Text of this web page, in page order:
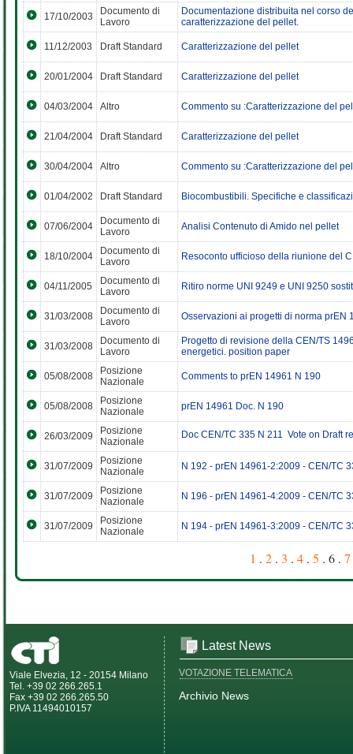
17/10/2003
Documento di
Lavoro
Documentazione distribuita nel corso
caratterizzazione del pellet.
11/12/2003 Draft Standard Caratterizzazione del pellet
20/01/2004 Draft Standard Caratterizzazione del pellet
04/03/2004 Altro Commento su :Caratterizzazione del
21/04/2004 Draft Standard Caratterizzazione del pellet
30/04/2004 Altro Commento su :Caratterizzazione del
01/04/2002 Draft Standard Biocombustibili. Specifiche e
07/06/2004
Documento di
Lavoro
Analisi Contenuto di Amido nel pellet
18/10/2004
Documento di
Lavoro
Resoconto ufficioso della riunione del
04/11/2005
Documento di
Lavoro
Ritiro norme UNI 9249 e UNI 9250
31/03/2008
Documento di
Lavoro
Osservazioni ai progetti di norma prEN
31/03/2008
Documento di
Lavoro
Progetto di revisione della CEN/TS
energetici. position paper
05/08/2008
Posizione
Nazionale
Comments to prEN 14961 N 190
05/08/2008
Posizione
Nazionale
prEN 14961 Doc. N 190
26/03/2009
Posizione
Nazionale
Doc CEN/TC 335 N 211  Vote on
31/07/2009
Posizione
Nazionale
N 192 - prEN 14961-2:2009 - CEN/TC
31/07/2009
Posizione
Nazionale
N 196 - prEN 14961-4:2009 - CEN/TC
31/07/2009
Posizione
Nazionale
N 194 - prEN 14961-3:2009 - CEN/TC
1 . 2 . 3 . 4 . 5 . 6 . 7
Viale Elvezia, 12 - 20154 Milano
Tel. +39 02 266.265.1
Fax +39 02 266.265.50
P.IVA 11494010157
Latest News
VOTAZIONE TELEMATICA
Archivio News